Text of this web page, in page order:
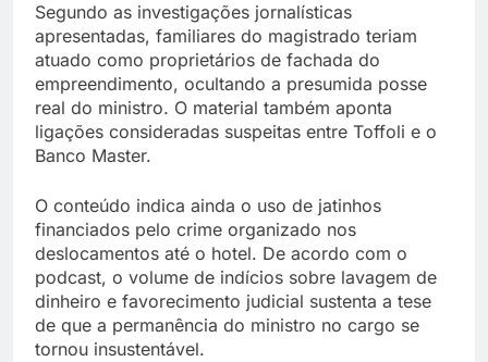
Segundo as investigações jornalísticas
apresentadas, familiares do magistrado teriam
atuado como proprietários de fachada do
empreendimento, ocultando a presumida posse
real do ministro. O material também aponta
ligações consideradas suspeitas entre Toffoli e o
Banco Master.
O conteúdo indica ainda o uso de jatinhos
financiados pelo crime organizado nos
deslocamentos até o hotel. De acordo com o
podcast, o volume de indícios sobre lavagem de
dinheiro e favorecimento judicial sustenta a tese
de que a permanência do ministro no cargo se
tornou insustentável.